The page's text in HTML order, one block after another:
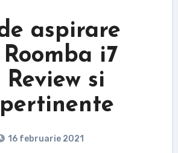
aspirare
i7
Review si
16 februarie 2021